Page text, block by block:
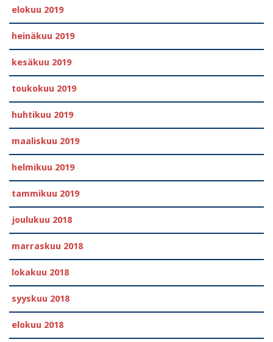
elokuu 2019
heinäkuu 2019
kesäkuu 2019
toukokuu 2019
huhtikuu 2019
maaliskuu 2019
helmikuu 2019
tammikuu 2019
joulukuu 2018
marraskuu 2018
lokakuu 2018
syyskuu 2018
elokuu 2018